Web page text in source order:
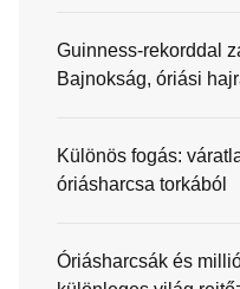
Guinness-rekorddal
Bajnokság, óriási
Különös fogás:
óriásharcsa torkából
Óriásharcsák és